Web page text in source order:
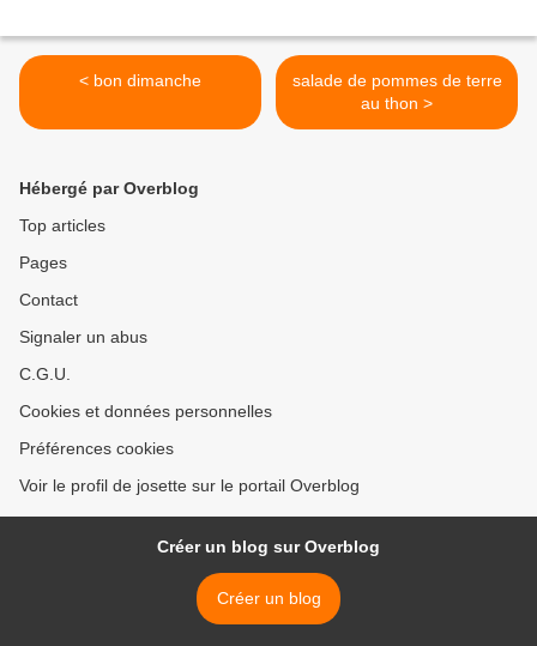
< bon dimanche
salade de pommes de terre
au thon >
Hébergé par Overblog
Top articles
Pages
Contact
Signaler un abus
C.G.U.
Cookies et données personnelles
Préférences cookies
Voir le profil de josette sur le portail Overblog
Créer un blog sur Overblog
Créer un blog